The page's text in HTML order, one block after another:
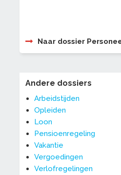
Naar dossier
Andere dossiers
Arbeidstijden
Opleiden
Loon
Pensioenregeling
Vakantie
Vergoedingen
Verlofregelingen